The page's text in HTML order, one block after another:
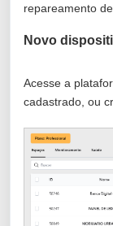
repareamento
Novo
Acesse a
cadastrado, ou